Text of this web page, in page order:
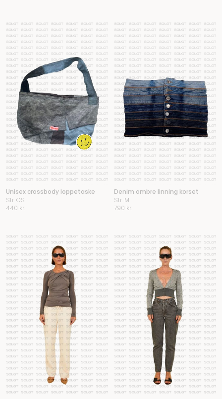
Unisex crossbody loppetaske
Str. OS
440 kr.
Denim ombre linning korset
Str. M
790 kr.